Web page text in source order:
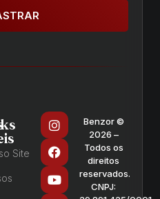
Site
Benzor ©
2026 –
Todos os
direitos
reservados.
CNPJ: